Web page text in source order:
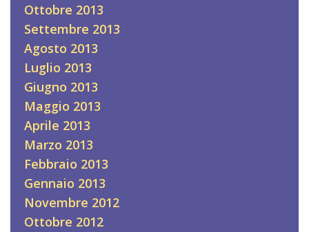
Ottobre 2013
Settembre 2013
Agosto 2013
Luglio 2013
Giugno 2013
Maggio 2013
Aprile 2013
Marzo 2013
Febbraio 2013
Gennaio 2013
Novembre 2012
Ottobre 2012